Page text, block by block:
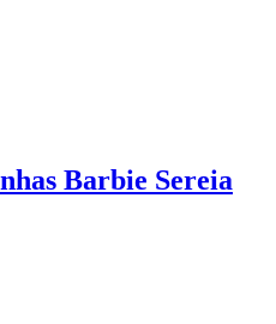
Barbie Sereia